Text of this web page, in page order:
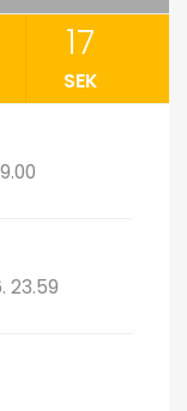
17
SEK
23.59